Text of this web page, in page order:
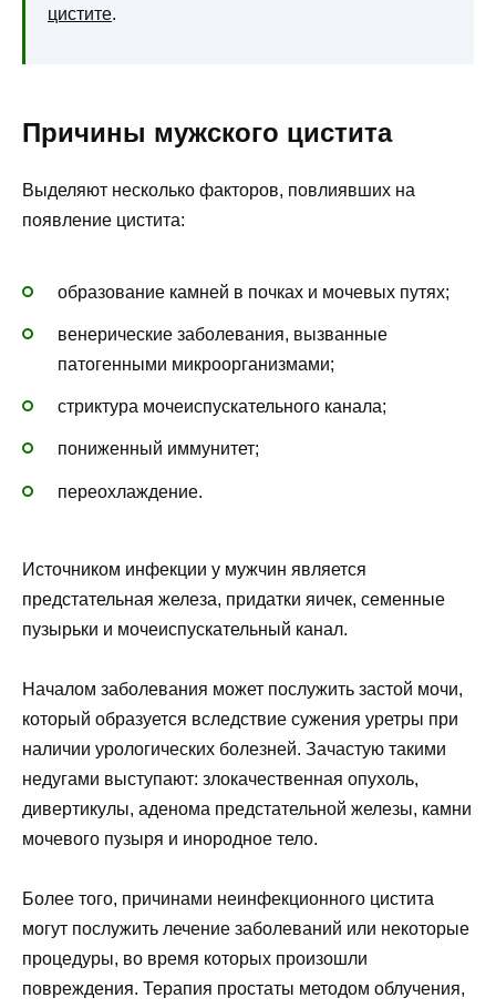
цистите.
Причины мужского цистита
Выделяют несколько факторов, повлиявших на
появление цистита:
образование камней в почках и мочевых путях;
венерические заболевания, вызванные
патогенными микроорганизмами;
стриктура мочеиспускательного канала;
пониженный иммунитет;
переохлаждение.
Источником инфекции у мужчин является
предстательная железа, придатки яичек, семенные
пузырьки и мочеиспускательный канал.
Началом заболевания может послужить застой мочи,
который образуется вследствие сужения уретры при
наличии урологических болезней. Зачастую такими
недугами выступают: злокачественная опухоль,
дивертикулы, аденома предстательной железы, камни
мочевого пузыря и инородное тело.
Более того, причинами неинфекционного цистита
могут послужить лечение заболеваний или некоторые
процедуры, во время которых произошли
повреждения. Терапия простаты методом облучения,